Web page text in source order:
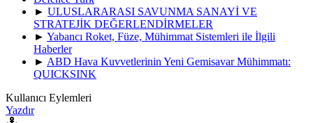
► ULUSLARARASI SAVUNMA SANAYİ VE
STRATEJİK DEĞERLENDİRMELER
► Yabancı Roket, Füze, Mühimmat Sistemleri ile İlgili
Haberler
► ABD Hava Kuvvetlerinin Yeni Gemisavar Mühimmatı:
QUICKSINK
Kullanıcı Eylemleri
Yazdır